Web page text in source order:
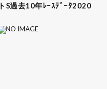
トS過去10年ﾚｰｽﾃﾞｰﾀ2020